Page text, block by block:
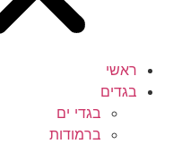
ראשי
בגדים
בגדי ים
ברמודות